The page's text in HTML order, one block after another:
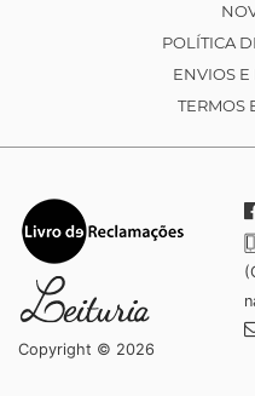
POLÍTICA
ENVIOS
TERMOS
Copyright © 2026